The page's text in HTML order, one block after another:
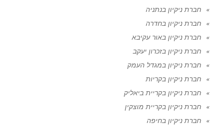
חברת ניקיון בנתניה
חברת ניקיון בחדרה
חברת ניקיון באור עקיבא
חברת ניקיון בזכרון יעקב
חברת ניקיון במגדל העמק
חברת ניקיון בקריות
חברת ניקיון בקריית ביאליק
חברת ניקיון בקריית מוצקין
חברת ניקיון בחיפה